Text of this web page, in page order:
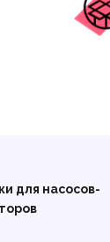
для насосов-